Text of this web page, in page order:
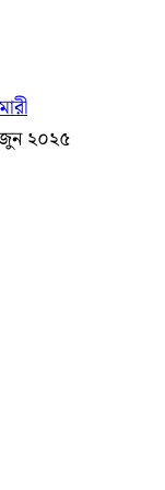
জুন ২০২৫